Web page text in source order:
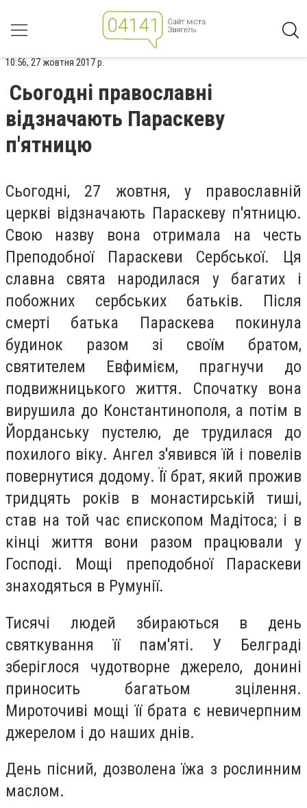
10:56, 27 жовтня 2017 р.
Сьогодні православні
відзначають Параскеву
п'ятницю
Сьогодні, 27 жовтня, у православній
церкві відзначають Параскеву п'ятницю.
Свою назву вона отримала на честь
Преподобної Параскеви Сербської. Ця
славна свята народилася у багатих і
побожних сербських батьків. Після
смерті батька Параскева покинула
будинок разом зі своїм братом,
святителем Евфимієм, прагнучи до
подвижницького життя. Спочатку вона
вирушила до Константинополя, а потім в
Йорданську пустелю, де трудилася до
похилого віку. Ангел з'явився їй і повелів
повернутися додому. Її брат, який прожив
тридцять років в монастирській тиші,
став на той час єпископом Мадітоса; і в
кінці життя вони разом працювали у
Господі. Мощі преподобної Параскеви
знаходяться в Румунії.
Тисячі людей збираються в день
святкування її пам'яті. У Белграді
зберіглося чудотворне джерело, донині
приносить багатьом зцілення.
Мироточиві мощі її брата є невичерпним
джерелом і до наших днів.
День пісний, дозволена їжа з рослинним
маслом.